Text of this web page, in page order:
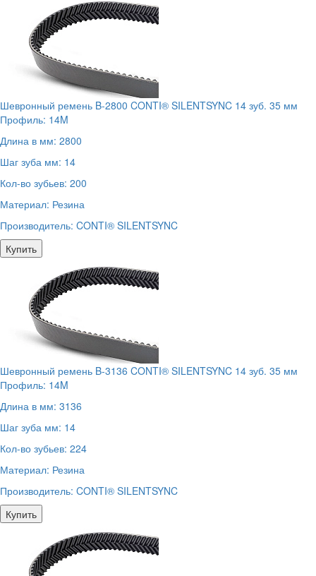
Шевронный ремень B-2800 CONTI® SILENTSYNC 14 зуб. 35 мм
Профиль: 14M
Длина в мм: 2800
Шаг зуба мм: 14
Кол-во зубьев: 200
Материал: Резина
Производитель: CONTI® SILENTSYNC
Купить
Шевронный ремень B-3136 CONTI® SILENTSYNC 14 зуб. 35 мм
Профиль: 14M
Длина в мм: 3136
Шаг зуба мм: 14
Кол-во зубьев: 224
Материал: Резина
Производитель: CONTI® SILENTSYNC
Купить